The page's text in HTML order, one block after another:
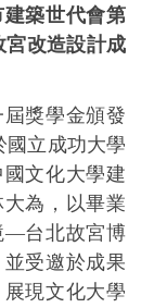
築世代會第
宮改造設計成
獎學金頒發
國立成功大學
文化大學建
為，以畢業
—台北故宮博
受邀於成果
現文化大學